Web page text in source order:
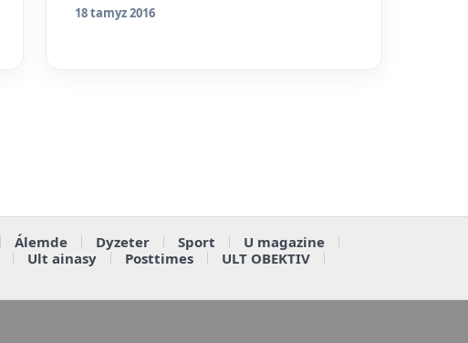
18 tamyz 2016
Álemde Dyzeter Sport
U magazine
Ult ainasy Posttimes
ULT OBEKTIV